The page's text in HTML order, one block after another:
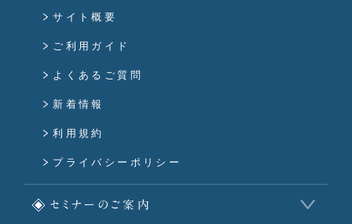
サイト概要
ご利用ガイド
よくあるご質問
新着情報
利用規約
プライバシーポリシー
セミナーのご案内